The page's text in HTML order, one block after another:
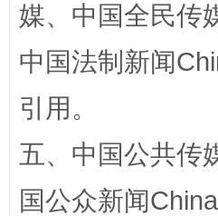
国家大学科技园优化重塑
媒、中国全民传
中国法制新闻
引用。
五、中国公共传
国公众新闻